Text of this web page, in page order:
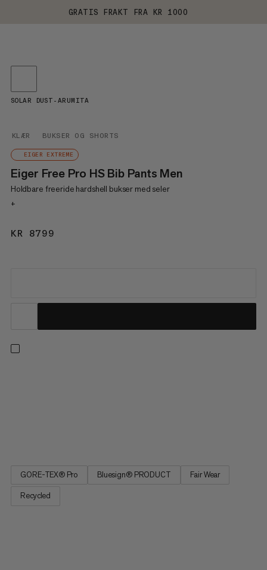
GRATIS FRAKT FRA KR 1000
KLÆR BUKSER OG SHORTS
EIGER EXTREME
Eiger Free Pro HS Bib Pants Men
Holdbare freeride hardshell bukser med seler
+
KR 8799
SOLAR DUST-ARUMITA
GORE-TEX® Pro Bluesign® PRODUCT Fair Wear
Recycled